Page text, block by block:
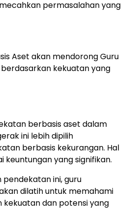
permasalahan yang
Aset akan mendorong Guru
kekuatan yang
berbasis aset dalam
ini lebih dipilih
berbasis kekurangan. Hal
keuntungan yang signifikan.
ini, guru
dilatih untuk memahami
dan potensi yang